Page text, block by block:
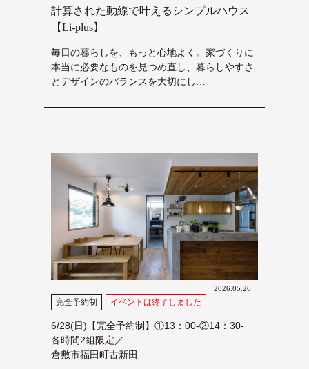
計算された動線で叶えるシンプルハウス
【Li-plus】
毎日の暮らしを、もっと心地よく。家づくりに
本当に必要なものを見つめ直し、暮らしやすさ
とデザインのバランスを大切にし…
2026.05.26
完全予約制 イベントは終了しました
6/28(日)【完全予約制】①13：00-②14：30-
各時間2組限定／
倉敷市福田町古新田